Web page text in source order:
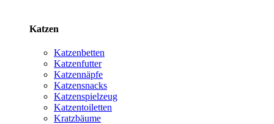
Katzen
Katzenbetten
Katzenfutter
Katzennäpfe
Katzensnacks
Katzenspielzeug
Katzentoiletten
Kratzbäume